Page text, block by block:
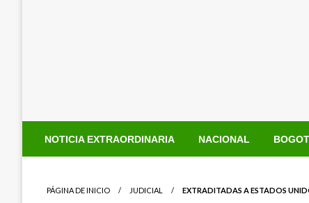
NOTICIA EXTRAORDINARIA NACIONAL
PÁGINA DE INICIO JUDICIAL EXTRADITADAS A ESTADOS